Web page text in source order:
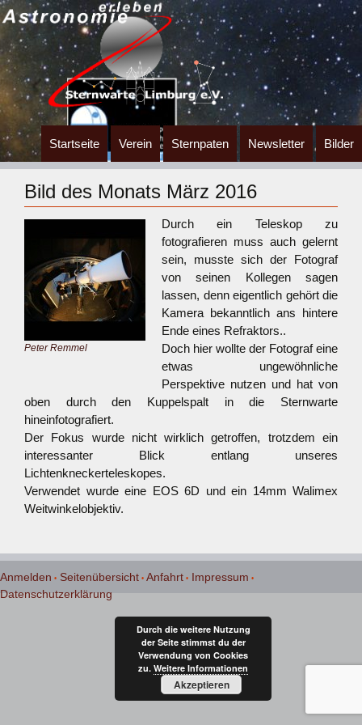
Zum
Inhalt
springen
Startseite Verein Sternpaten Newsletter Bilder
Bild des Monats März 2016
Peter Remmel
Durch ein Teleskop zu
fotografieren muss auch gelernt
sein, musste sich der Fotograf
von seinen Kollegen sagen
lassen, denn eigentlich gehört die
Kamera bekanntlich ans hintere
Ende eines Refraktors..
Doch hier wollte der Fotograf eine
etwas ungewöhnliche
Perspektive nutzen und hat von
oben durch den Kuppelspalt in die Sternwarte
hineinfotografiert.
Der Fokus wurde nicht wirklich getroffen, trotzdem ein
interessanter Blick entlang unseres
Lichtenkneckerteleskopes.
Verwendet wurde eine EOS 6D und ein 14mm Walimex
Weitwinkelobjektiv.
Anmelden Seitenübersicht Anfahrt
Impressum
Datenschutzerklärung
Durch die weitere Nutzung
der Seite stimmst du der
Verwendung von Cookies
zu. Weitere Informationen
Akzeptieren